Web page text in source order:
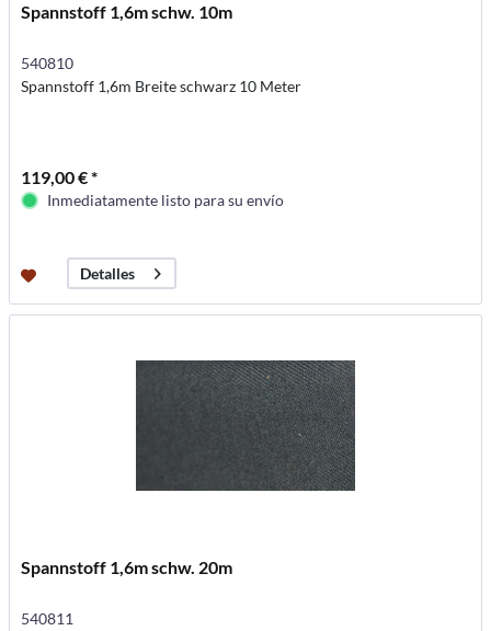
Spannstoff 1,6m schw. 10m
540810
Spannstoff 1,6m Breite schwarz 10 Meter
119,00 € *
Inmediatamente listo para su envío
Detalles
Spannstoff 1,6m schw. 20m
540811